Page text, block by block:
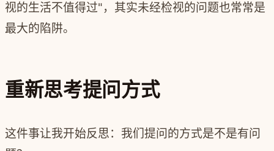
视的生活不值得过"，其实未经检视的问题也常常是
最大的陷阱。
重新思考提问方式
这件事让我开始反思：我们提问的方式是不是有问